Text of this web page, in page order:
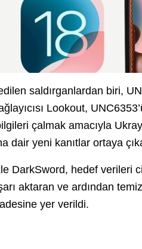
saldırganlardan biri,
Lookout,
çalmak amacıyla
dair yeni kanıtlar ortaya
DarkSword, hedef verileri
aktaran ve ardından
yer verildi.